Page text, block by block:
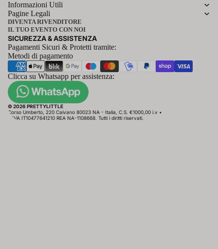
Informazioni Utili
Pagine Legali
DIVENTA RIVENDITORE
IL TUO EVENTO CON NOI
SICUREZZA & ASSISTENZA
Pagamenti Sicuri & Protetti tramite:
Metodi di pagamento
Clicca su Whatsapp per assistenza:
© 2026 PRETTYLITTLE
Corso Umberto, 220 Caivano 80023 NA - Italia, C.S. €1000,00 i.v •
P.IVA IT10477641210 REA NA-1108668. Tutti i diritti riservati.